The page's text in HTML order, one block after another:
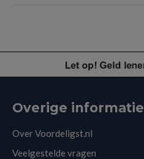
Overige informatie
Over Voordeligst.nl
Veelgestelde vragen